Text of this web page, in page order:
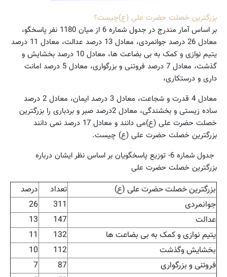
بزرگترین خصلت حضرت علی (ع)چیست؟
بر اساس آمار مندرج در جدول شماره 6 از میان 1180 نفر پاسخگو،
معادل 26 درصد جوانمردی، معادل 13 درصد عدالت، معادل 11 درصد
یتیم نوازی و کمک به بی بضاعت ها،‌ معادل 10 درصد بخشایش و
گذشت،‌ معادل 7 درصد فروتنی و بزرگواری،‌ معادل 5 درصد امانت
داری و درستکاری،
‌معادل 4 قدرت و شجاعت، معادل 3 درصد ایمان، معادل 2 درصد
ساده زیستی و بخشندگی، معادل 2درصد صبر و بردباری را بزرگترین
خصلت حضرت علی (ع)می دانند و معادل 17 درصد نمی دانند
بزرگترین خصلت حضرت علی (ع) چیست.
جدول شماره 6- توزیع پاسخگویان بر اساس نظر ایشان درباره
بزرگترین خصلت حضرت علی
بزرگترین خصلت حضرت علی (ع) تعداد
درصد
جوانمردی
311
26
عدالت
147
13
یتیم نوازی و کمک به بی بضاعت ها
132
11
بخشایش وگذشت
112
10
فروتنی و بزرگواری
87
7